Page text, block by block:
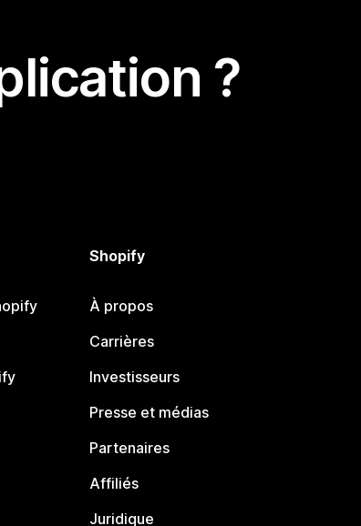
?
Shopify
À propos
Carrières
Investisseurs
Presse et médias
Partenaires
Affiliés
Juridique